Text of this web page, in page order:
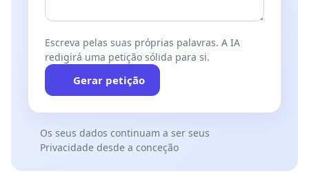
Escreva pelas suas próprias palavras. A IA
redigirá uma petição sólida para si.
Gerar petição
Os seus dados continuam a ser seus
Privacidade desde a conceção